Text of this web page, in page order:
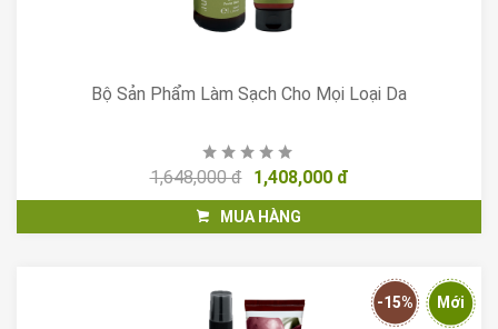
Bộ Sản Phẩm Làm Sạch Cho Mọi Loại Da
1,648,000 đ 1,408,000 đ
MUA HÀNG
-15% Mới